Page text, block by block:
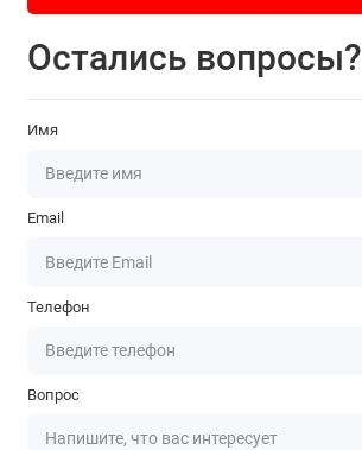
Остались вопросы?
Имя
Email
Телефон
Вопрос